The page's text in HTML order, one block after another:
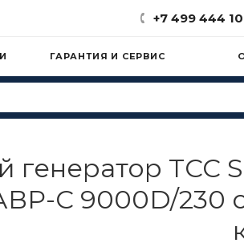
+7 499 444
ГАРАНТИЯ И СЕРВИС
генератор ТСС
С 9000D/230